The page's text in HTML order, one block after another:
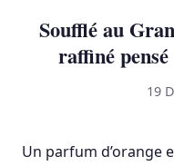
Soufflé au
raffiné
19
Un parfum d’orange